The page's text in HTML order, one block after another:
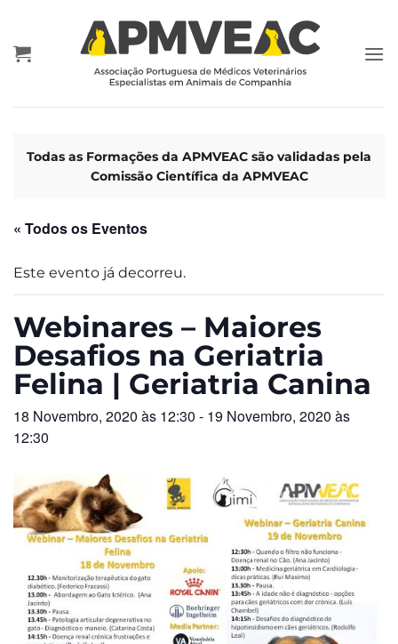
content
Todas as Formações da APMVEAC são validadas pela
Comissão Científica da APMVEAC
« Todos os Eventos
Este evento já decorreu.
Webinares – Maiores
Desafios na Geriatria
Felina | Geriatria Canina
18 Novembro, 2020 às 12:30 - 19 Novembro, 2020 às
12:30